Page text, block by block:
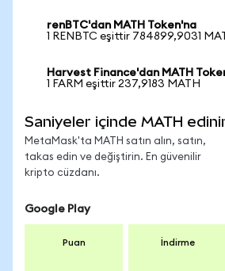
renBTC'dan MATH Token'na
1 RENBTC eşittir 784899,9031
Harvest Finance'dan MATH
1 FARM eşittir 237,9183 MATH
Saniyeler içinde MATH
MetaMask'ta MATH satın alın, satın,
takas edin ve değiştirin. En güvenilir
kripto cüzdanı.
Google Play
Puan İndirme